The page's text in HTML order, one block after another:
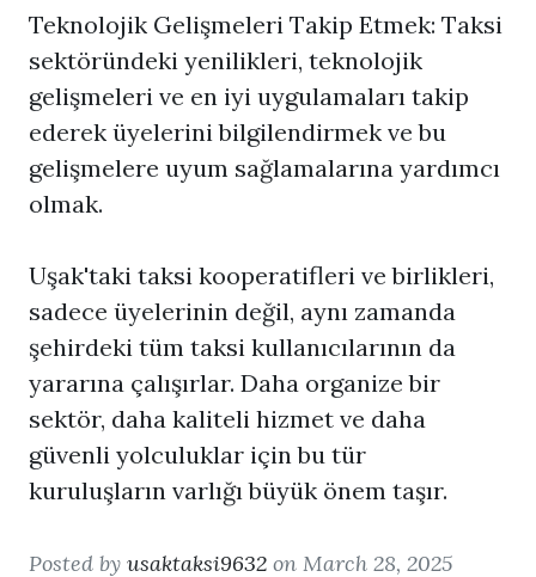
Teknolojik Gelişmeleri Takip Etmek: Taksi
sektöründeki yenilikleri, teknolojik
gelişmeleri ve en iyi uygulamaları takip
ederek üyelerini bilgilendirmek ve bu
gelişmelere uyum sağlamalarına yardımcı
olmak.
Uşak'taki taksi kooperatifleri ve birlikleri,
sadece üyelerinin değil, aynı zamanda
şehirdeki tüm taksi kullanıcılarının da
yararına çalışırlar. Daha organize bir
sektör, daha kaliteli hizmet ve daha
güvenli yolculuklar için bu tür
kuruluşların varlığı büyük önem taşır.
Posted by usaktaksi9632 on March 28, 2025